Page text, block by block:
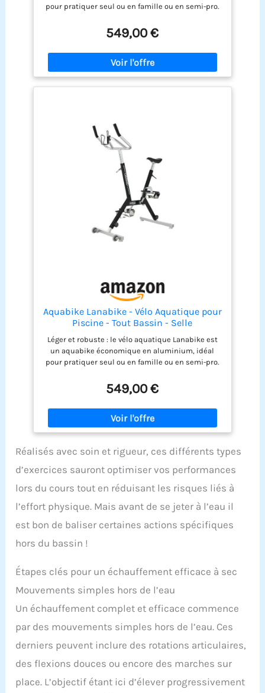
assure une assise ferme même lors
Polyvalence d'usage et montage pratique: Cet
privées résidentielles, piscines d'hôtel, centres
de fitness que cabinets de kinésithérapie. Livré
sous forme de kit complet avec toutes les pièces
de montage, il dispose d'un design structuré
pour une intégration dans n'importe quel bassin
pour pratiquer seul ou en famille ou en semi-pro.
exceptionnel pour sa mise en eau ou son
enlèvement Simple d’utilisation : sa structure
ergonomique a été pensée pour optimiser vos
exercices aquatiques. La selle tout comme le
guidon sont réglables en hauteur grâce aux
montants gradués et le système Click & Turn
sa légèreté ainsi que sa capacité de drainage
express pour évacuer l'eau en quelques secondes
Résistance et pédales : les pédales sont
utilisables pieds nus grâce aux foostraps confort.
Le vélo possède une résistance de 13% pour
renforcer votre pédalage hydraulique. L’aquabike
vous apportera une grande satisfaction
Préconisation : votre aquabike peut rester
immergé plusieurs jours dans votre piscine.
Cependant, pour augmenter plus encore sa durée
de vie, sortez-le 2 à 3 fois/semaine et rincez-le au
549,00 €
Aquabike Lanabike - Vélo Aquatique pour
Piscine - Tout Bassin - Selle
Ergonomique - Guidon Sport - Pédales
Antidérapantes - Réglages Click & Turn -
Noir - Waterflex, Large, (WX-LANA-BK)
Léger et robuste : le vélo aquatique Lanabike est
un aquabike économique en aluminium, idéal
pour pratiquer seul ou en famille ou en semi-pro.
exceptionnel pour sa mise en eau ou son
enlèvement Simple d’utilisation : sa structure
ergonomique a été pensée pour optimiser vos
exercices aquatiques. La selle tout comme le
guidon sont réglables en hauteur grâce aux
Structure en X : la structure de Lanabike est
remarquablement bien étudiée pour sa solidité et
sa légèreté ainsi que sa capacité de drainage
Résistance et pédales : les pédales sont
utilisables pieds nus grâce aux foostraps confort.
Le vélo possède une résistance de 13% pour
renforcer votre pédalage hydraulique. L’aquabike
immergé plusieurs jours dans votre piscine.
Cependant, pour augmenter plus encore sa durée
de vie, sortez-le 2 à 3 fois/semaine et rincez-le au
jet à l'eau claire et laissez sécher la journée
549,00 €
Réalisés avec soin et rigueur, ces différents types
d’exercices sauront optimiser vos performances
lors du cours tout en réduisant les risques liés à
l’effort physique. Mais avant de se jeter à l’eau il
est bon de baliser certaines actions spécifiques
hors du bassin !
Étapes clés pour un échauffement efficace à sec
Mouvements simples hors de l’eau
Un échauffement complet et efficace commence
par des mouvements simples hors de l’eau. Ces
derniers peuvent inclure des rotations articulaires,
des flexions douces ou encore des marches sur
place. L’objectif étant ici d’élever progressivement